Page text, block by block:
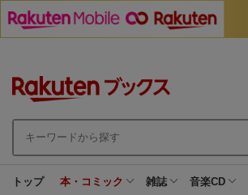
トップ 本・コミック 雑誌 音楽CD